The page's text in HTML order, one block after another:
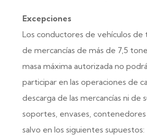
Excepciones
Los conductores de vehículos de
de mercancías de más de 7,5
masa máxima autorizada no
participar en las operaciones de
descarga de las mercancías ni de
soportes, envases, contenedores
salvo en los siguientes supuestos: